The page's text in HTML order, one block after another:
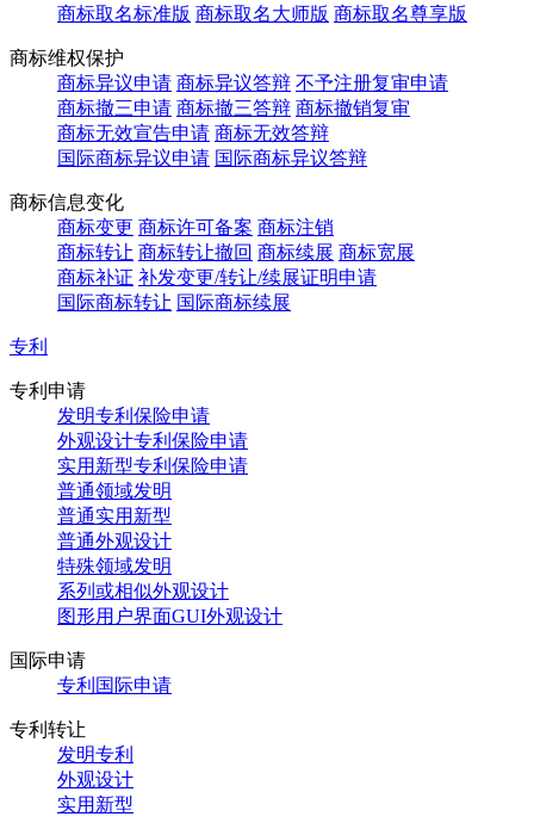
商标取名标准版 商标取名大师版 商标取名尊享版
商标维权保护
商标异议申请 商标异议答辩 不予注册复审申请
商标撤三申请 商标撤三答辩 商标撤销复审
商标无效宣告申请 商标无效答辩
国际商标异议申请 国际商标异议答辩
商标信息变化
商标变更 商标许可备案 商标注销
商标转让 商标转让撤回 商标续展 商标宽展
商标补证 补发变更/转让/续展证明申请
国际商标转让 国际商标续展
专利
专利申请
发明专利保险申请
外观设计专利保险申请
实用新型专利保险申请
普通领域发明
普通实用新型
普通外观设计
特殊领域发明
系列或相似外观设计
图形用户界面GUI外观设计
国际申请
专利国际申请
专利转让
发明专利
外观设计
实用新型